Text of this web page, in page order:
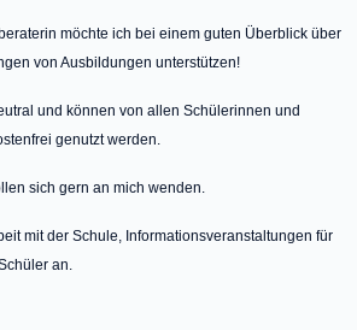
möchte ich bei einem guten Überblick über
von Ausbildungen unterstützen!
und können von allen Schülerinnen und
genutzt werden.
sich gern an mich wenden.
mit der Schule, Informationsveranstaltungen für
an.